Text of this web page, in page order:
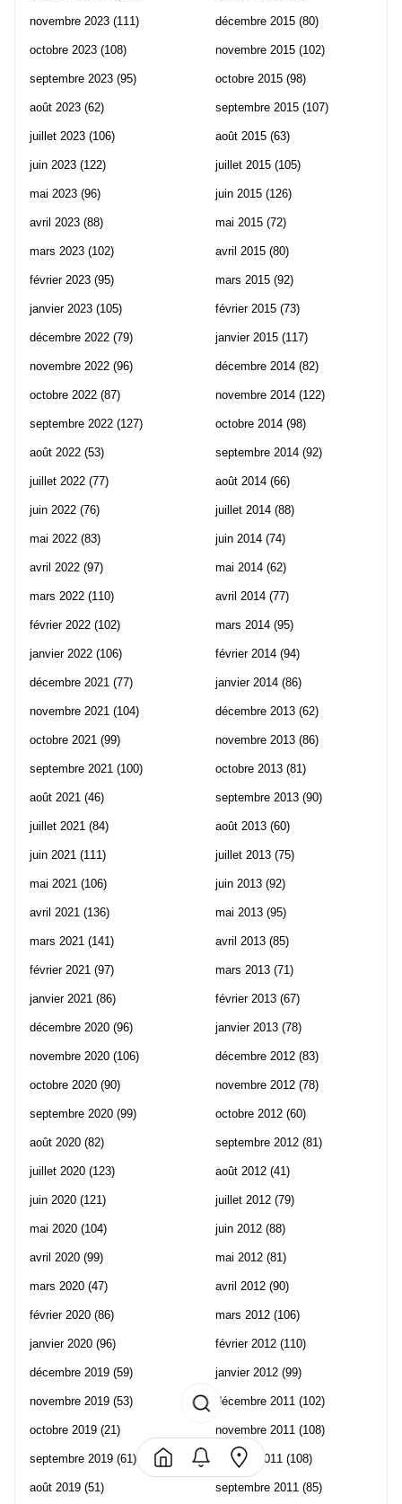
novembre 2023 (111)
octobre 2023 (108)
septembre 2023 (95)
août 2023 (62)
juillet 2023 (106)
juin 2023 (122)
mai 2023 (96)
avril 2023 (88)
mars 2023 (102)
février 2023 (95)
janvier 2023 (105)
décembre 2022 (79)
novembre 2022 (96)
octobre 2022 (87)
septembre 2022 (127)
août 2022 (53)
juillet 2022 (77)
juin 2022 (76)
mai 2022 (83)
avril 2022 (97)
mars 2022 (110)
février 2022 (102)
janvier 2022 (106)
décembre 2021 (77)
novembre 2021 (104)
octobre 2021 (99)
septembre 2021 (100)
août 2021 (46)
juillet 2021 (84)
juin 2021 (111)
mai 2021 (106)
avril 2021 (136)
mars 2021 (141)
février 2021 (97)
janvier 2021 (86)
décembre 2020 (96)
novembre 2020 (106)
octobre 2020 (90)
septembre 2020 (99)
août 2020 (82)
juillet 2020 (123)
juin 2020 (121)
mai 2020 (104)
avril 2020 (99)
mars 2020 (47)
février 2020 (86)
janvier 2020 (96)
décembre 2019 (59)
novembre 2019 (53)
octobre 2019 (21)
septembre 2019 (61)
août 2019 (51)
décembre 2015 (80)
novembre 2015 (102)
octobre 2015 (98)
septembre 2015 (107)
août 2015 (63)
juillet 2015 (105)
juin 2015 (126)
mai 2015 (72)
avril 2015 (80)
mars 2015 (92)
février 2015 (73)
janvier 2015 (117)
décembre 2014 (82)
novembre 2014 (122)
octobre 2014 (98)
septembre 2014 (92)
août 2014 (66)
juillet 2014 (88)
juin 2014 (74)
mai 2014 (62)
avril 2014 (77)
mars 2014 (95)
février 2014 (94)
janvier 2014 (86)
décembre 2013 (62)
novembre 2013 (86)
octobre 2013 (81)
septembre 2013 (90)
août 2013 (60)
juillet 2013 (75)
juin 2013 (92)
mai 2013 (95)
avril 2013 (85)
mars 2013 (71)
février 2013 (67)
janvier 2013 (78)
décembre 2012 (83)
novembre 2012 (78)
octobre 2012 (60)
septembre 2012 (81)
août 2012 (41)
juillet 2012 (79)
juin 2012 (88)
mai 2012 (81)
avril 2012 (90)
mars 2012 (106)
février 2012 (110)
janvier 2012 (99)
décembre 2011 (102)
novembre 2011 (108)
octobre 2011 (108)
septembre 2011 (85)